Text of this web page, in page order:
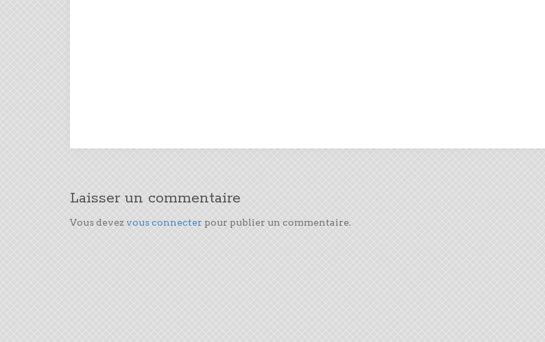
Laisser un commentaire
Vous devez vous connecter pour publier un commentaire.